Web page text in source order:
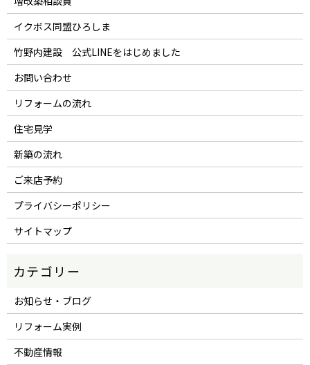
イクボス同盟ひろしま
竹野内建設 公式LINEをはじめました
お問い合わせ
リフォームの流れ
住宅見学
新築の流れ
ご来店予約
プライバシーポリシー
サイトマップ
お知らせ・ブログ
リフォーム実例
不動産情報